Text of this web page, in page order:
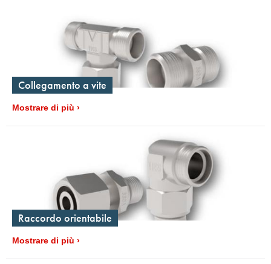
Collegamento a vite
Mostrare di più
Raccordo orientabile
Mostrare di più